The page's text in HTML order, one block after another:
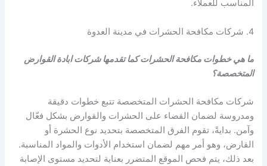
المناسب للعملاء.
4. شركات مكافحة الحشرات في مدينة العدوة
ما هي خطوات مكافحة الحشرات كما تقدمها شركات ابادة القوارض
المتخصصة؟
شركات مكافحة الحشرات المتخصصة تتبع خطوات دقيقة
ومدروسة لضمان القضاء على الحشرات والقوارض بشكل فعّال
وآمن. بدايةً، تقوم الفرق المتخصصة بتحديد نوع الحشرة أو
القارض، وهو أمر مهم لضمان استخدام الأدوات والمواد المناسبة.
بعد ذلك، يتم فحص الموقع المتضرر بعناية لتحديد مستوى الإصابة